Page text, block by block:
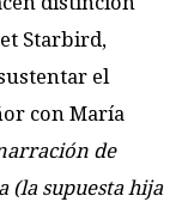
Starbird,
el
con María
de
(la supuesta hija